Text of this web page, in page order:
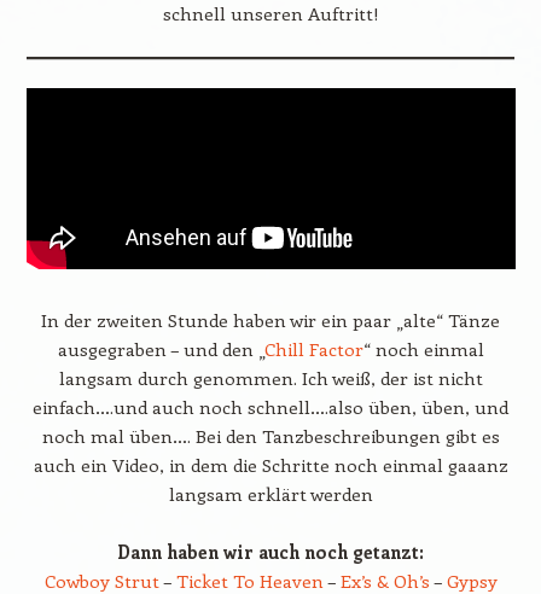
schnell unseren Auftritt!
In der zweiten Stunde haben wir ein paar „alte“ Tänze
ausgegraben – und den „ Chill Factor“ noch einmal
langsam durch genommen. Ich weiß, der ist nicht
einfach….und auch noch schnell….also üben, üben, und
noch mal üben…. Bei den Tanzbeschreibungen gibt es
auch ein Video, in dem die Schritte noch einmal gaaanz
langsam erklärt werden
Dann haben wir auch noch getanzt:
Cowboy Strut– Ticket To Heaven– Ex’s & Oh’s – Gypsy